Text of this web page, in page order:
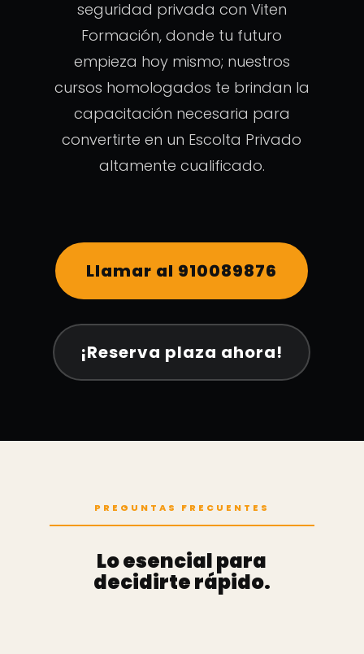
seguridad privada con Viten
Formación, donde tu futuro
empieza hoy mismo; nuestros
cursos homologados te brindan la
capacitación necesaria para
convertirte en un Escolta Privado
altamente cualificado.
Llamar al 910089876
¡Reserva plaza ahora!
PREGUNTAS FRECUENTES
Lo esencial para
decidirte rápido.